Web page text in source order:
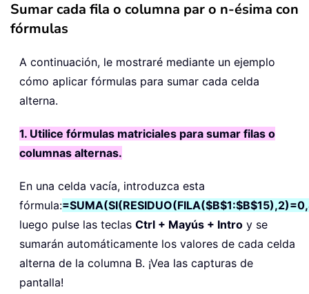
Sumar cada fila o columna par o n-ésima con
fórmulas
A continuación, le mostraré mediante un ejemplo
cómo aplicar fórmulas para sumar cada celda
alterna.
1. Utilice fórmulas matriciales para sumar filas o
columnas alternas.
En una celda vacía, introduzca esta
fórmula:
luego pulse las teclas Ctrl + Mayús + Intro y se
sumarán automáticamente los valores de cada celda
alterna de la columna B. ¡Vea las capturas de
pantalla!